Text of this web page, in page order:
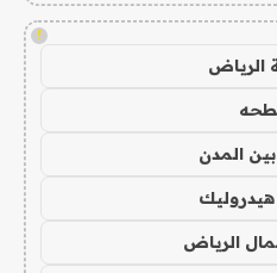
!
المدن
الرياض